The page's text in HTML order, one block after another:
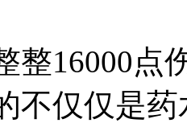
整16000点
不仅仅是